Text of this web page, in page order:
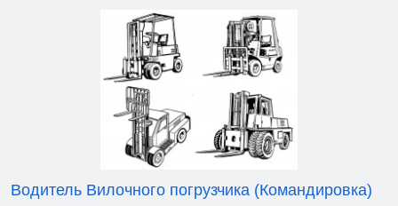
Водитель Вилочного погрузчика (Командировка)